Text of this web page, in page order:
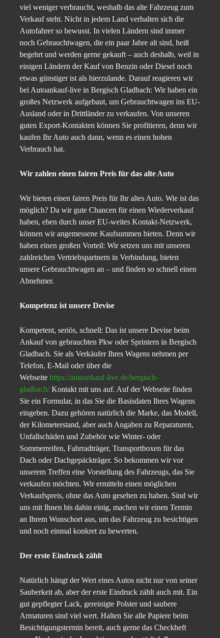
viel weniger verbraucht, weshalb das alte Fahrzeug zum
Verkauf steht. Nicht in jedem Land verhalten sich die
Autofahrer so bewusst. In vielen Ländern sind immer
noch Gebrauchtwagen, die ein paar Jahre alt sind, heiß
begehrt und werden gerne gekauft – auch deshalb, weil in
einigen Ländern der Kauf von Benzin oder Diesel noch
etwas günstiger ist als hierzulande. Darauf reagieren wir
bei Autoankauf-live in Bergisch Gladbach: Wir haben ein
großes Netzwerk aufgebaut, um Gebrauchtwagen ins EU-
Ausland oder in Drittländer zu verkaufen. Von unseren
guten Export-Kontakten können Sie profitieren, denn wir
kaufen Ihr Auto auch dann, wenn es einen hohen
Verbrauch hat.
Wir zahlen einen fairen Preis für das alte Auto
Wir bieten einen fairen Preis für Ihr altes Auto. Wie ist das
möglich? Da wir gute Chancen für einen Wiederverkauf
haben, eben durch unser EU-weites Kontakt-Netzwerk,
können wir angemessene Kaufsummen bieten. Denn wir
haben einen großen Vorteil: Wir setzen uns mit unseren
zahlreichen Vertriebspartnern in Verbindung, bieten
unsere Gebrauchtwagen an – und finden so schnell einen
Abnehmer.
Kompetenz ist unsere Devise
Kompetent, seriös, schnell: Das ist unsere Devise beim
Ankauf von gebrauchten Pkw oder Sprintern in Bergisch
Gladbach. Sie als Verkäufer Ihres Wagens nehmen per
Telefon, E-Mail oder über die
Webseite https://autoankauf-live.de/bergisch-
gladbach/Kontakt mit uns auf. Auf der Webseite finden
Sie ein Formular, in das Sie die Basisdaten Ihres Wagens
eingeben. Dazu gehören natürlich die Marke, das Modell,
der Kilometerstand, aber auch Angaben zu Reparaturen,
Unfallschäden und Zubehör wie Winter- oder
Sommerreifen, Fahrradträger, Transportboxen für das
Dach oder Dachgepäckträger. So bekommen wir vor
unserem Treffen eine Vorstellung des Fahrzeugs, das Sie
verkaufen möchten. Wir ermitteln einen möglichen
Verkaufspreis, ohne das Auto gesehen zu haben. Sind wir
uns mit Ihnen bis dahin einig, machen wir einen Termin
an Ihrem Wunschort aus, um das Fahrzeug zu besichtigen
und noch einmal konkret zu bewerten.
Der erste Eindruck zählt
Natürlich hängt der Wert eines Autos nicht nur von seiner
Sauberkeit ab, aber der erste Eindruck zählt auch mit. Ein
gut gepflegter Lack, gereinigte Polster und saubere
Armaturen sind viel wert. Halten Sie alle Papiere beim
Besichtigungstermin bereit, auch gerne das Checkheft